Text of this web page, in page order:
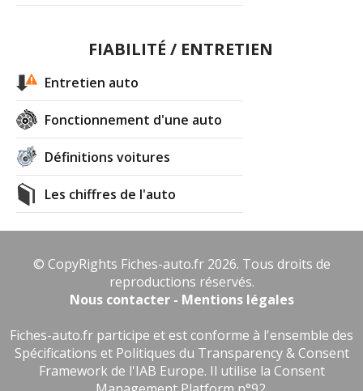
FIABILITÉ / ENTRETIEN
Entretien auto
Fonctionnement d'une auto
Définitions voitures
Les chiffres de l'auto
© CopyRights Fiches-auto.fr 2026. Tous droits de
reproductions réservés.
Nous contacter - Mentions légales
Fiches-auto.fr participe et est conforme à l'ensemble des
Spécifications et Politiques du Transparency & Consent
Framework de l'IAB Europe. Il utilise la Consent